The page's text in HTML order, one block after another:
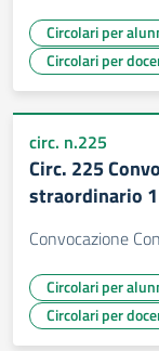
Circolari per
Circolari per
circ. n.225
Circ. 225
straordinario
Convocazione
Circolari per
Circolari per